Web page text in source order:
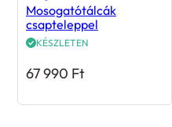
Mosogatótálcák
csapteleppel
KÉSZLETEN
67 990 Ft